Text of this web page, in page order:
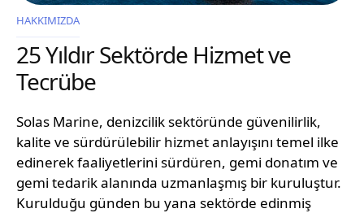
HAKKIMIZDA
25 Yıldır Sektörde Hizmet ve
Tecrübe
Solas Marine, denizcilik sektöründe güvenilirlik,
kalite ve sürdürülebilir hizmet anlayışını temel ilke
edinerek faaliyetlerini sürdüren, gemi donatım ve
gemi tedarik alanında uzmanlaşmış bir kuruluştur.
Kurulduğu günden bu yana sektörde edinmiş